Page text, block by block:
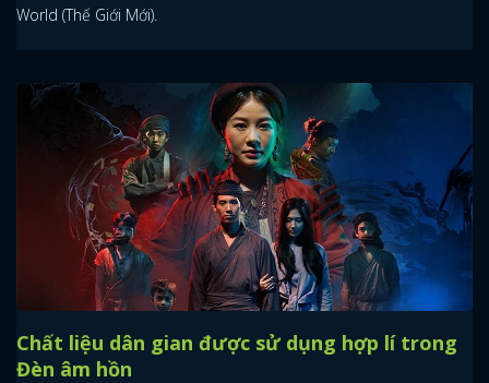
World (Thế Giới Mới).
Chất liệu dân gian được sử dụng hợp lí trong
Đèn âm hồn